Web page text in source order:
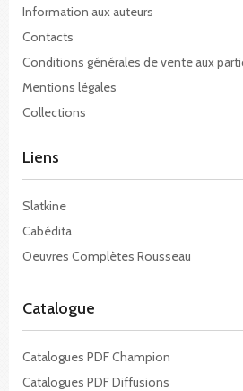
Information aux auteurs
Contacts
Conditions générales de vente aux
Mentions légales
Collections
Liens
Slatkine
Cabédita
Oeuvres Complètes Rousseau
Catalogue
Catalogues PDF Champion
Catalogues PDF Diffusions